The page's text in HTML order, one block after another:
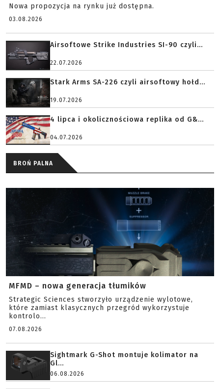
Nowa propozycja na rynku już dostępna.
03.08.2026
Airsoftowe Strike Industries SI-90 czyli...
22.07.2026
Stark Arms SA-226 czyli airsoftowy hołd...
19.07.2026
4 lipca i okolicznościowa replika od G&...
04.07.2026
BROŃ PALNA
MFMD – nowa generacja tłumików
Strategic Sciences stworzyło urządzenie wylotowe,
które zamiast klasycznych przegród wykorzystuje
kontrolo...
07.08.2026
Sightmark G-Shot montuje kolimator na
Gl...
06.08.2026